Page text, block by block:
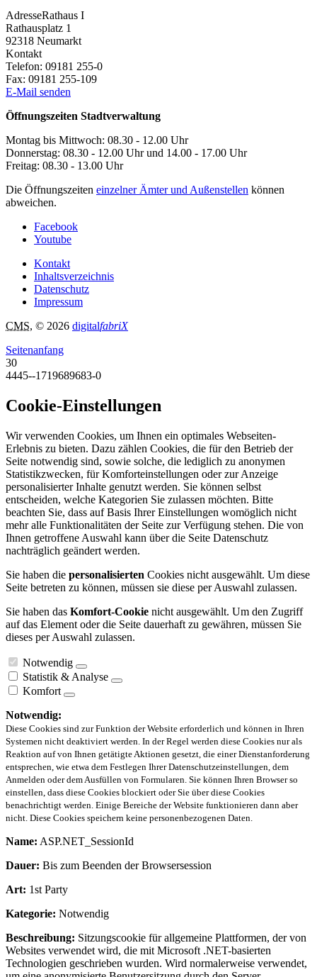
AdresseRathaus I
Rathausplatz 1
92318 Neumarkt
Kontakt
Telefon: 09181 255-0
Fax: 09181 255-109
E-Mail senden
Öffnungszeiten Stadtverwaltung
Montag bis Mittwoch: 08.30 - 12.00 Uhr
Donnerstag: 08.30 - 12.00 Uhr und 14.00 - 17.00 Uhr
Freitag: 08.30 - 13.00 Uhr
Die Öffnungszeiten einzelner Ämter und Außenstellen können
abweichen.
Facebook
Youtube
Kontakt
Inhaltsverzeichnis
Datenschutz
Impressum
CMS, © 2026 digitalfabriX
Seitenanfang
30
4445--1719689683-0
Cookie-Einstellungen
Wir verwenden Cookies, um Ihnen ein optimales Webseiten-
Erlebnis zu bieten. Dazu zählen Cookies, die für den Betrieb der
Seite notwendig sind, sowie solche, die lediglich zu anonymen
Statistikzwecken, für Komforteinstellungen oder zur Anzeige
personalisierter Inhalte genutzt werden. Sie können selbst
entscheiden, welche Kategorien Sie zulassen möchten. Bitte
beachten Sie, dass auf Basis Ihrer Einstellungen womöglich nicht
mehr alle Funktionalitäten der Seite zur Verfügung stehen. Die von
Ihnen getroffene Auswahl kann über die Seite Datenschutz
nachträglich geändert werden.
Sie haben die personalisierten Cookies nicht ausgewählt. Um diese
Seite betreten zu können, müssen sie diese per Auswahl zulassen.
Sie haben das Komfort-Cookie nicht ausgewählt. Um den Zugriff
auf das Element oder die Seite dauerhaft zu gewähren, müssen Sie
dieses per Auswahl zulassen.
Notwendig
Statistik & Analyse
Komfort
Notwendig:
Diese Cookies sind zur Funktion der Website erforderlich und können in Ihren
Systemen nicht deaktiviert werden. In der Regel werden diese Cookies nur als
Reaktion auf von Ihnen getätigte Aktionen gesetzt, die einer Dienstanforderung
entsprechen, wie etwa dem Festlegen Ihrer Datenschutzeinstellungen, dem
Anmelden oder dem Ausfüllen von Formularen. Sie können Ihren Browser so
einstellen, dass diese Cookies blockiert oder Sie über diese Cookies
benachrichtigt werden. Einige Bereiche der Website funktionieren dann aber
nicht. Diese Cookies speichern keine personenbezogenen Daten.
Name: ASP.NET_SessionId
Dauer: Bis zum Beenden der Browsersession
Art: 1st Party
Kategorie: Notwendig
Beschreibung: Sitzungscookie für allgemeine Plattformen, der von
Websites verwendet wird, die mit Microsoft .NET-basierten
Technologien geschrieben wurden. Wird normalerweise verwendet,